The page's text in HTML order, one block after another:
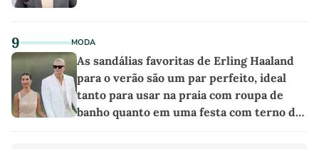
9 MODA
As sandálias favoritas de Erling Haaland
para o verão são um par perfeito, ideal
tanto para usar na praia com roupa de
banho quanto em uma festa com terno de